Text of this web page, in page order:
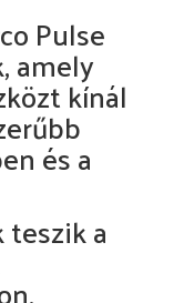
Pulse
amely
kínál
és a
a